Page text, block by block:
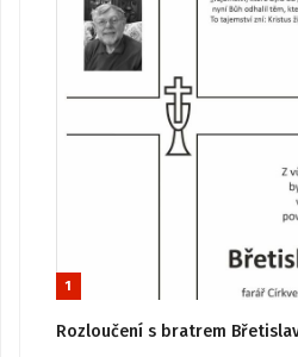
1
Rozloučení s bratrem